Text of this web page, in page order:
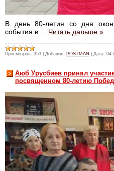
В день 80-летия со дня
события в ... Читать дальше »
Просмотров: 353 Добавил: POSTMAN Дата: 04
Аюб Урусбиев принял
посвященном 80-летию